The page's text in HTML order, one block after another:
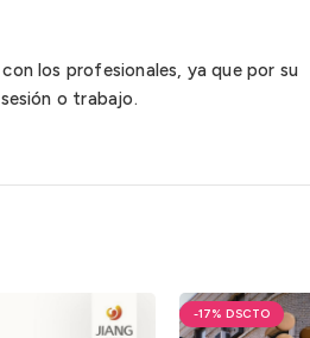
los profesionales, ya que por su
o trabajo.
-17%